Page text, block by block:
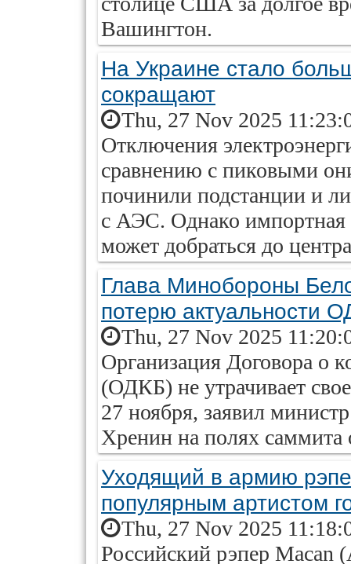
Вашингтон.
На Украине стало
сокращают
Thu, 27 Nov 2025
Отключения
сравнению с пиковыми
починили подстанции и
с АЭС. Однако импортная
может добраться до
Глава Минобороны
потерю актуальности
Thu, 27 Nov 2025
Организация Договора о
(ОДКБ) не утрачивает
27 ноября, заявил
Хренин на полях саммита
Уходящий в армию
популярным артистом
Thu, 27 Nov 2025
Российский рэпер Macan